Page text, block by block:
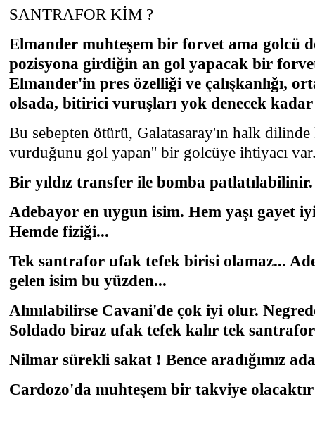
SANTRAFOR KİM ?
Elmander muhteşem bir forvet ama golcü
pozisyona girdiğin an gol yapacak bir
Elmander'in pres özelliği ve çalışkanlığı,
olsada, bitirici vuruşları yok denecek kadar
Bu sebepten ötürü, Galatasaray'ın halk dilinde
vurduğunu gol yapan'' bir golcüye ihtiyacı
Bir yıldız transfer ile bomba patlatılabilinir.
Adebayor en uygun isim. Hem yaşı gayet
Hemde fiziği...
Tek santrafor ufak tefek birisi olamaz...
gelen isim bu yüzden...
Alınılabilirse Cavani'de çok iyi olur.
Soldado biraz ufak tefek kalır tek
Nilmar sürekli sakat ! Bence aradığımız
Cardozo'da muhteşem bir takviye olacaktır